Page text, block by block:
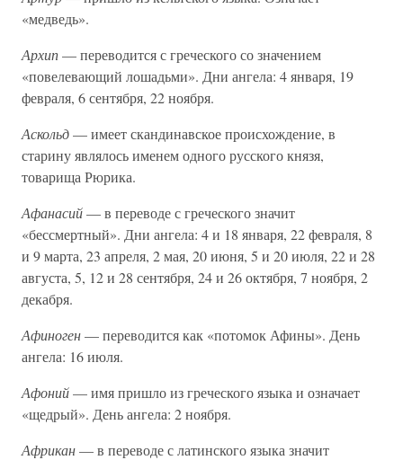
«медведь».
Архип— переводится с греческого со значением
«повелевающий лошадьми». Дни ангела: 4 января, 19
февраля, 6 сентября, 22 ноября.
Аскольд— имеет скандинавское происхождение, в
старину являлось именем одного русского князя,
товарища Рюрика.
Афанасий— в переводе с греческого значит
«бессмертный». Дни ангела: 4 и 18 января, 22 февраля, 8
и 9 марта, 23 апреля, 2 мая, 20 июня, 5 и 20 июля, 22 и 28
августа, 5, 12 и 28 сентября, 24 и 26 октября, 7 ноября, 2
декабря.
Афиноген— переводится как «потомок Афины». День
ангела: 16 июля.
Афоний— имя пришло из греческого языка и означает
«щедрый». День ангела: 2 ноября.
Африкан— в переводе с латинского языка значит